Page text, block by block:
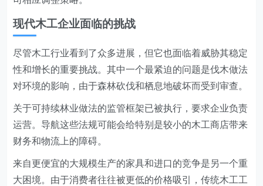
现代木工企业面临的挑战
尽管木工行业看到了众多进展，但它也面临着威胁其稳定
性和增长的重要挑战。其中一个最紧迫的问题是伐木做法
对环境的影响，由于森林砍伐和栖息地破坏而受到审查。
关于可持续林业做法的监管框架已被执行，要求企业负责
运营。导航这些法规可能会给特别是较小的木工商店带来
财务和物流上的障碍。
来自更便宜的大规模生产的家具和进口的竞争是另一个重
大困境。由于消费者往往被更低的价格吸引，传统木工工